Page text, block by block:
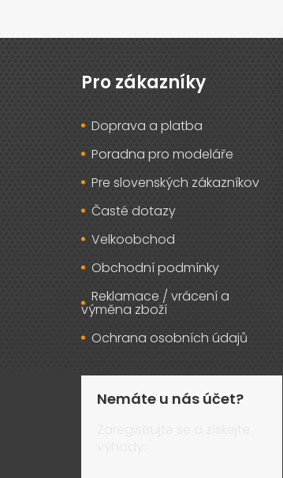
Z
Pro zákazníky
Doprava a platba
Poradna pro modeláře
Pre slovenských zákazníkov
Časté dotazy
Velkoobchod
Obchodní podmínky
Reklamace / vrácení a
výměna zboží
Ochrana osobních údajů
Nemáte u nás účet?